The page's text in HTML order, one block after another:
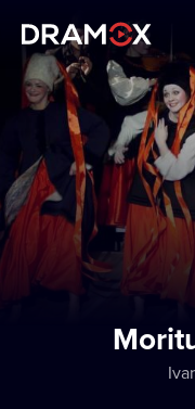
Dárkové poukazy
Registrujte se